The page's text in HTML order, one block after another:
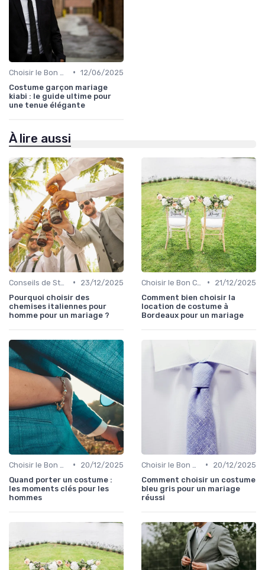
• 12/06/2025
Costume garçon mariage
kiabi : le guide ultime pour
une tenue élégante
À lire aussi
•
23/12/2025
Pourquoi choisir des
chemises italiennes pour
homme pour un mariage ?
•
21/12/2025
Comment bien choisir la
location de costume à
Bordeaux pour un mariage
•
20/12/2025
Quand porter un costume :
les moments clés pour les
hommes
•
20/12/2025
Comment choisir un costume
bleu gris pour un mariage
réussi